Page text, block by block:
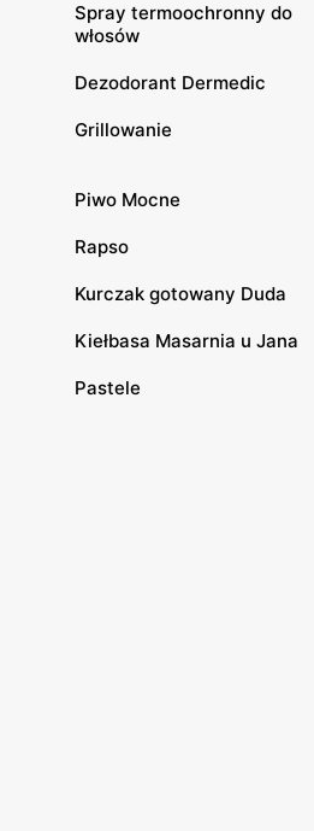
Spray termoochronny do
włosów
Dezodorant Dermedic
Grillowanie
Piwo Mocne
Rapso
Kurczak gotowany Duda
Kiełbasa Masarnia u Jana
Pastele